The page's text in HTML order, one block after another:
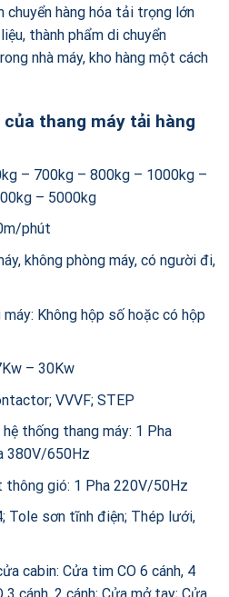
chuyển hàng hóa tải trọng lớn
thành phẩm di chuyển
nhà máy, kho hàng một cách
của thang máy tải hàng
– 700kg – 800kg – 1000kg –
– 5000kg
phút
không phòng máy, có người đi,
Không hộp số hoặc có hộp
– 30Kw
VVVF; STEP
thống thang máy: 1 Pha
380V/650Hz
thông gió: 1 Pha 220V/50Hz
Tole sơn tĩnh điện; Thép lưới,
cabin: Cửa tim CO 6 cánh, 4